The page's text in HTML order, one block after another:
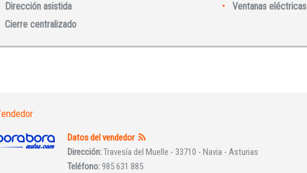
¿Ha olvidado la contraseña?
Dirección asistida
Ventanas eléctricas
Cierre centralizado
Datos del vendedor
Dirección:Travesía del Muelle - 33710 - Navia - Asturias
Teléfono:985 631 885